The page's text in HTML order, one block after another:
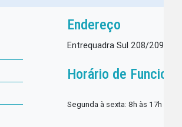
Endereço
Entrequadra Sul 208/209,
Horário de
Segunda à sexta: 8h às 17h